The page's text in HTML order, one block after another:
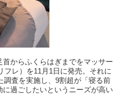
からふくらはぎまでをマッサー
レ）を11月1日に発売。それに
調査を実施し、9割超が「寝る前
過ごしたいというニーズが高い